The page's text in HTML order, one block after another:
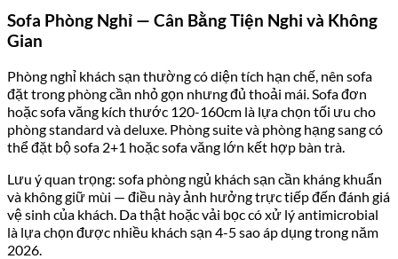
Sofa Phòng Nghỉ — Cân Bằng Tiện Nghi và Không
Gian
Phòng nghỉ khách sạn thường có diện tích hạn chế, nên sofa
đặt trong phòng cần nhỏ gọn nhưng đủ thoải mái. Sofa đơn
hoặc sofa văng kích thước 120-160cm là lựa chọn tối ưu cho
phòng standard và deluxe. Phòng suite và phòng hạng sang có
thể đặt bộ sofa 2+1 hoặc sofa văng lớn kết hợp bàn trà.
Lưu ý quan trọng: sofa phòng ngủ khách sạn cần kháng khuẩn
và không giữ mùi — điều này ảnh hưởng trực tiếp đến đánh giá
vệ sinh của khách. Da thật hoặc vải bọc có xử lý antimicrobial
là lựa chọn được nhiều khách sạn 4-5 sao áp dụng trong năm
2026.